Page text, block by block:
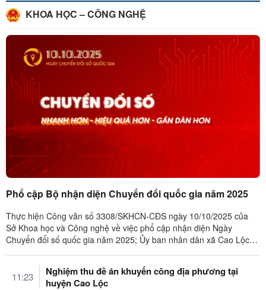
KHOA HỌC – CÔNG NGHỆ
Phổ cập Bộ nhận diện Chuyển đổi quốc gia năm 2025
Thực hiện Công văn số 3308/SKHCN-CĐS ngày 10/10/2025 của
Sở Khoa học và Công nghệ về việc phổ cập nhận diện Ngày
Chuyển đổi số quốc gia năm 2025; Ủy ban nhân dân xã Cao Lộc
11:23
Nghiệm thu đề án khuyến công địa phương tại
huyện Cao Lộc